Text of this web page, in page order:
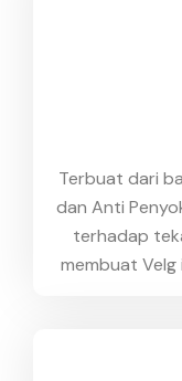
Terbuat dari
dan Anti
terhadap
membuat